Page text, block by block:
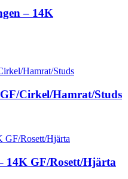
– 14K
Cirkel/Hamrat/Studs
14K GF/Rosett/Hjärta